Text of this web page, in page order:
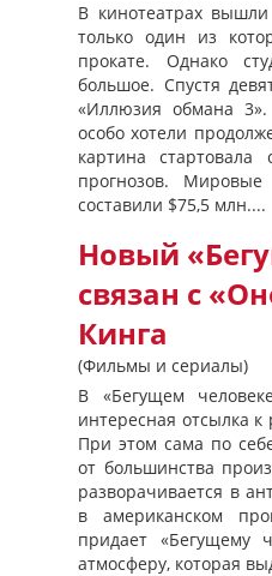
В кинотеатрах
только один из
прокате. Однако
большое. Спустя
«Иллюзия обмана
особо хотели
картина
прогнозов.
составили $75,5 млн....
Новый
связан с
Кинга
(Фильмы и сериалы)
В «Бегущем
интересная отсылка
При этом сама по
от большинства
разворачивается в
в американском
придает «Бегущему
атмосферу, которая